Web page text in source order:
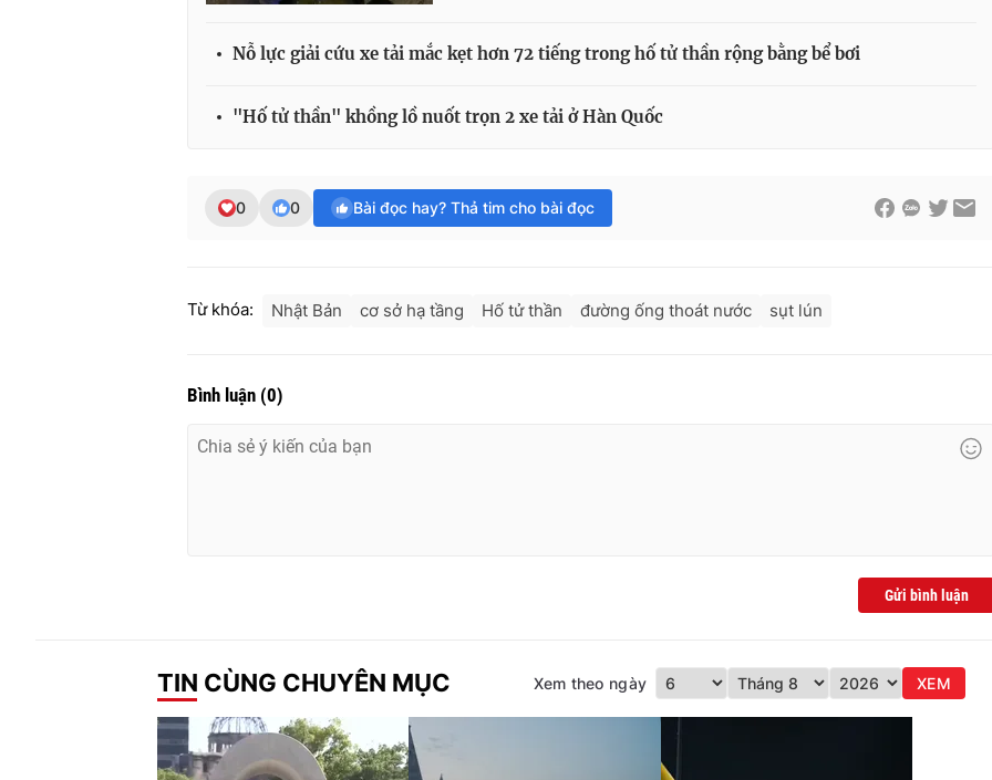
Nỗ lực giải cứu xe tải mắc kẹt hơn 72 tiếng trong hố tử thần rộng bằng bể bơi
"Hố tử thần" khồng lồ nuốt trọn 2 xe tải ở Hàn Quốc
0 0 Bài đọc hay? Thả tim cho bài đọc
Từ khóa: Nhật Bản cơ sở hạ tầng Hố tử thần đường ống thoát nước sụt lún
Bình luận (0)
Gửi bình luận
TIN CÙNG CHUYÊN MỤC Xem theo ngày XEM